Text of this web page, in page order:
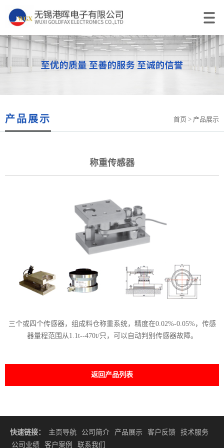
产品展示 首页 > 产品展示
称重传感器
三个或四个传感器，组成料仓称重系统，精度在0.02%-0.05%，传感
器量程范围从1.1t--470t/只，可以自动判别传感器故障。
返回产品列表
快速链接： 主页导航 公司简介 产品展示 客户反馈
技术服务
公司业绩
客户案例 联系我们